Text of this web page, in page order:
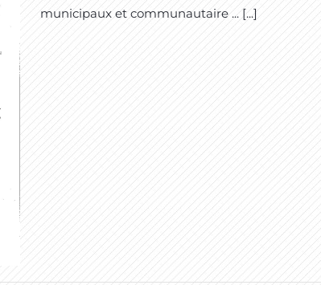
municipaux et communautaire ... [...]